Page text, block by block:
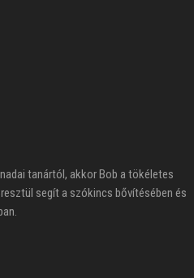
tanártól, akkor Bob a tökéletes
segít a szókincs bővítésében és